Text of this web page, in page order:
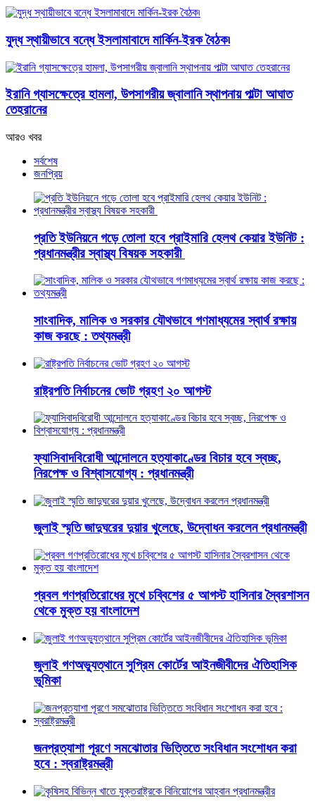
যুদ্ধ স্থায়ীভাবে বন্ধে ইসলামাবাদে মার্কিন-ইরক বৈঠক৷
ইরানি গ্যাসক্ষেত্রে হামলা, উপসাগরীয় জ্বালানি স্থাপনায় পাল্টা আঘাত
তেহরানের
আরও খবর
সর্বশেষ
জনপ্রিয়
প্রতি ইউনিয়নে গড়ে তোলা হবে প্রাইমারি হেলথ কেয়ার ইউনিট :
প্রধানমন্ত্রীর স্বাস্থ্য বিষয়ক সহকারী
সাংবাদিক, মালিক ও সরকার যৌথভাবে গণমাধ্যমের স্বার্থ রক্ষায়
কাজ করছে : তথ্যমন্ত্রী
রাষ্ট্রপতি নির্বাচনের ভোট গ্রহণ ২০ আগস্ট
ফ্যাসিবাদবিরোধী আন্দোলনে হত্যাকাণ্ডের বিচার হবে স্বচ্ছ,
নিরপেক্ষ ও বিশ্বাসযোগ্য : প্রধানমন্ত্রী
জুলাই স্মৃতি জাদুঘরের দুয়ার খুলেছে, উদ্বোধন করলেন প্রধানমন্ত্রী
প্রবল গণপ্রতিরোধের মুখে চব্বিশের ৫ আগস্ট হাসিনার স্বৈরশাসন
থেকে মুক্ত হয় বাংলাদেশ
জুলাই গণঅভ্যুত্থানে সুপ্রিম কোর্টের আইনজীবীদের ঐতিহাসিক
ভূমিকা
জনপ্রত্যাশা পূরণে সমঝোতার ভিত্তিতে সংবিধান সংশোধন করা
হবে : স্বরাষ্ট্রমন্ত্রী